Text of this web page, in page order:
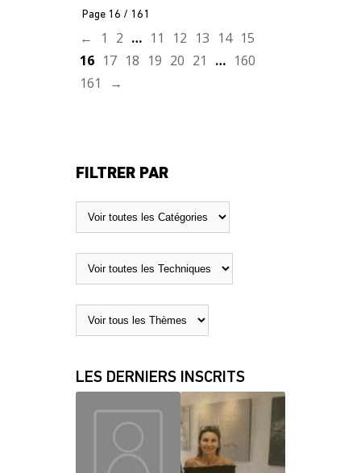
Page 16 / 161
← 1 2 … 11 12 13 14 15
16 17 18 19 20 21 … 160
161
→
FILTRER PAR
LES DERNIERS INSCRITS